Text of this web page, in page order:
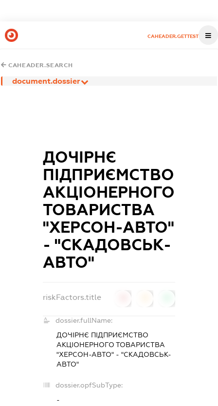
CAHEADER.GETTEST
CAHEADER.SEARCH
document.dossier
ДОЧІРНЄ
ПІДПРИЄМСТВО
АКЦІОНЕРНОГО
ТОВАРИСТВА
"ХЕРСОН-АВТО"
- "СКАДОВСЬК-
АВТО"
riskFactors.title
dossier.fullName:
ДОЧІРНЄ ПІДПРИЄМСТВО
АКЦІОНЕРНОГО ТОВАРИСТВА
"ХЕРСОН-АВТО" - "СКАДОВСЬК-
АВТО"
dossier.opfSubType:
-